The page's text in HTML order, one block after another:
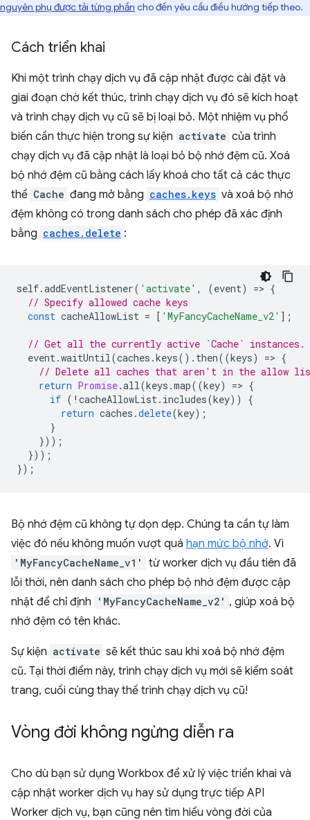
nguyên phụ được tải từng phần cho đến yêu cầu điều hướng tiếp theo.
Cách triển khai
Khi một trình chạy dịch vụ đã cập nhật được cài đặt và
giai đoạn chờ kết thúc, trình chạy dịch vụ đó sẽ kích hoạt
và trình chạy dịch vụ cũ sẽ bị loại bỏ. Một nhiệm vụ phổ
biến cần thực hiện trong sự kiện activate của trình
chạy dịch vụ đã cập nhật là loại bỏ bộ nhớ đệm cũ. Xoá
bộ nhớ đệm cũ bằng cách lấy khoá cho tất cả các thực
thể Cache đang mở bằng caches.keys và xoá bộ nhớ
đệm không có trong danh sách cho phép đã xác định
bằng caches.delete :
self.addEventListener( 'activate' , (event) => {
// Specify allowed cache keys
const cacheAllowList = [ 'MyFancyCacheName_v2' ];
// Get all the currently active `Cache` instances.
event.waitUntil(caches .keys(). then((keys) => {
// Delete all caches that aren't in the allow
return Promise.all(keys .map((key) => {
if ( ! cacheAllowList. includes(key))
{
return caches .delete(key);
}
}));
}));
});
Bộ nhớ đệm cũ không tự dọn dẹp. Chúng ta cần tự làm
việc đó nếu không muốn vượt quá hạn mức bộ nhớ. Vì
'MyFancyCacheName_v1'
từ worker dịch vụ đầu tiên đã
lỗi thời, nên danh sách cho phép bộ nhớ đệm được cập
nhật để chỉ định
'MyFancyCacheName_v2' , giúp xoá bộ
nhớ đệm có tên khác.
Sự kiện activate sẽ kết thúc sau khi xoá bộ nhớ đệm
cũ. Tại thời điểm này, trình chạy dịch vụ mới sẽ kiểm soát
trang, cuối cùng thay thế trình chạy dịch vụ cũ!
Vòng đời không ngừng diễn ra
Cho dù bạn sử dụng Workbox để xử lý việc triển khai và
cập nhật worker dịch vụ hay sử dụng trực tiếp API
Worker dịch vụ, bạn cũng nên tìm hiểu vòng đời của